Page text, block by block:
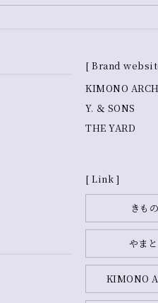
[ Brand
KIMONO ARCH
Y. ＆ SONS
THE YARD
[ Link ]
きも
やま
KIMONO